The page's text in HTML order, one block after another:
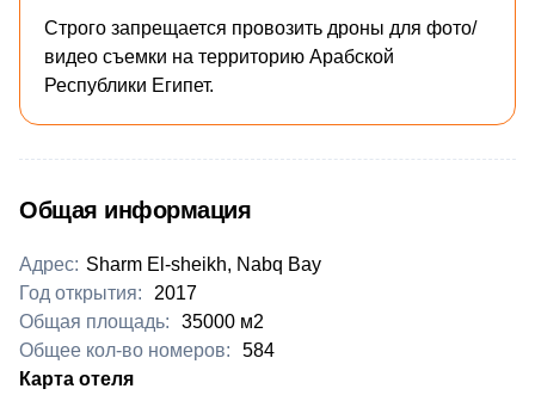
Строго запрещается провозить дроны для фото/
видео съемки на территорию Арабской
Республики Египет.
Общая информация
Адрес: Sharm El-sheikh, Nabq Bay
Год открытия:
2017
Общая площадь:
35000 м2
Общее кол-во номеров:
584
​Карта отеля